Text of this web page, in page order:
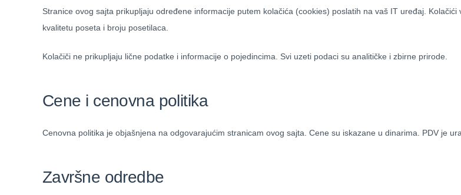
Stranice ovog sajta prikupljaju određene informacije putem kolačića (cookies) poslatih na vaš IT uređaj.
kvalitetu poseta i broju posetilaca.
Kolačiči ne prikupljaju lične podatke i informacije o pojedincima. Svi uzeti podaci su analitičke i zbirne prirode.
Cene i cenovna politika
Cenovna politika je objašnjena na odgovarajućim stranicam ovog sajta. Cene su iskazane u dinarima. PDV je
Završne odredbe